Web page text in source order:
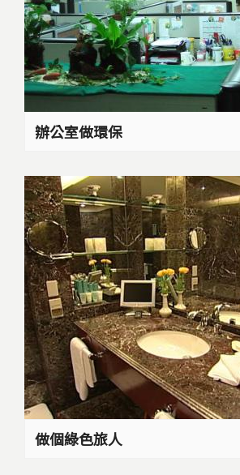
辦公室做環保
做個綠色旅人